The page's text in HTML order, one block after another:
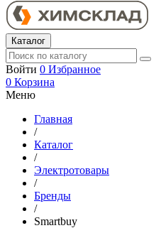
Каталог
Войти 0 Избранное
0 Корзина
Меню
Главная
/
Каталог
/
Электротовары
/
Бренды
/
Smartbuy